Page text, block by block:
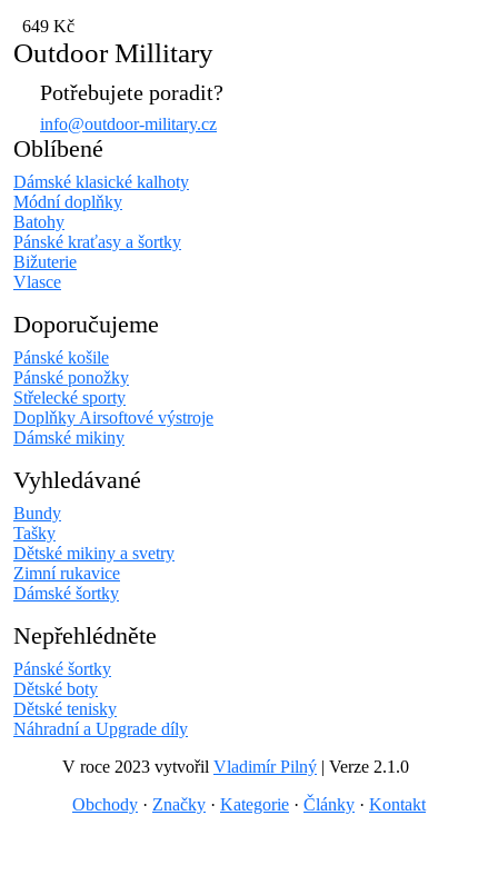
649 Kč
Outdoor Millitary
Potřebujete poradit?
info@outdoor-military.cz
Oblíbené
Dámské klasické kalhoty
Módní doplňky
Batohy
Pánské kraťasy a šortky
Bižuterie
Vlasce
Doporučujeme
Pánské košile
Pánské ponožky
Střelecké sporty
Doplňky Airsoftové výstroje
Dámské mikiny
Vyhledávané
Bundy
Tašky
Dětské mikiny a svetry
Zimní rukavice
Dámské šortky
Nepřehlédněte
Pánské šortky
Dětské boty
Dětské tenisky
Náhradní a Upgrade díly
V roce 2023 vytvořil Vladimír Pilný | Verze 2.1.0
Obchody · Značky · Kategorie · Články · Kontakt